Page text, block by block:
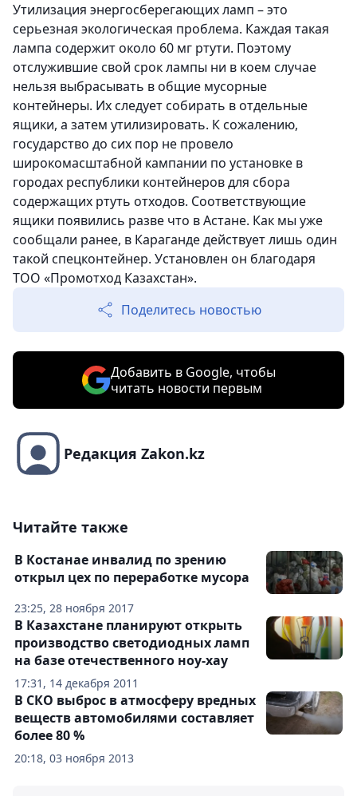
Утилизация энергосберегающих ламп – это
серьезная экологическая проблема. Каждая такая
лампа содержит около 60 мг ртути. Поэтому
отслужившие свой срок лампы ни в коем случае
нельзя выбрасывать в общие мусорные
контейнеры. Их следует собирать в отдельные
ящики, а затем утилизировать. К сожалению,
государство до сих пор не провело
широкомасштабной кампании по установке в
городах республики контейнеров для сбора
содержащих ртуть отходов. Соответствующие
ящики появились разве что в Астане. Как мы уже
сообщали ранее, в Караганде действует лишь один
такой спецконтейнер. Установлен он благодаря
ТОО «Промотход Казахстан».
Поделитесь новостью
Добавить в Google, чтобы
читать новости первым
Редакция Zakon.kz
Читайте также
23:25, 28 ноября 2017
В Костанае инвалид по зрению
открыл цех по переработке мусора
17:31, 14 декабря 2011
В Казахстане планируют открыть
производство светодиодных ламп
на базе отечественного ноу-хау
20:18, 03 ноября 2013
В СКО выброс в атмосферу вредных
веществ автомобилями составляет
более 80 %